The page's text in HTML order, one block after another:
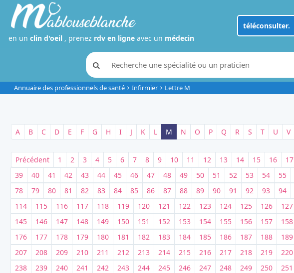
téléconsulter.
en un clin d'oeil , prenez rdv en ligneavec un médecin
Annuaire des professionnels de santé Infirmier Lettre M
A B C D E F G H I J K L M N O P Q R S T U V
Précédent 1 2 3 4 5 6 7 8 9 10 11 12 13 14 15 16 17
39
40 41 42 43 44 45 46 47 48 49 50 51 52 53 54 55
78
79 80 81 82 83 84 85 86 87 88 89 90 91 92 93 94
114
115 116 117 118 119 120 121 122 123 124 125 126 127
145
146 147 148 149 150 151 152 153 154 155 156 157 158
176
177 178 179 180 181 182 183 184 185 186 187 188 189
207
208 209 210 211 212 213 214 215 216 217 218 219 220
238
239 240 241 242 243 244 245 246 247 248 249 250 251